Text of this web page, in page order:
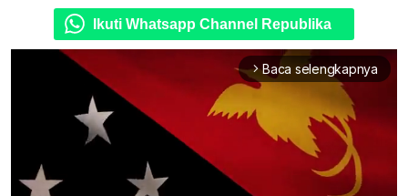
Ikuti Whatsapp Channel Republika
arrow_forward_ios Baca selengkapnya